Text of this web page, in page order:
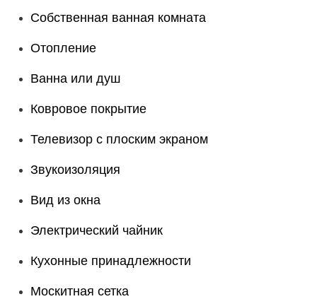
Собственная ванная комната
Отопление
Ванна или душ
Ковровое покрытие
Телевизор с плоским экраном
Звукоизоляция
Вид из окна
Электрический чайник
Кухонные принадлежности
Москитная сетка